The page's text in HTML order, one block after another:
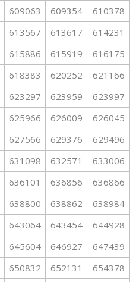
609063 609354
610378
613567 613617
614231
615886 615919
616175
618383 620252
621166
623297 623959
623997
625966 626009
626045
627566 629376
629496
631098 632571
633006
636101 636856
636866
638800 638862
638984
643064 643454
644928
645604 646927
647439
650832 652131
654378